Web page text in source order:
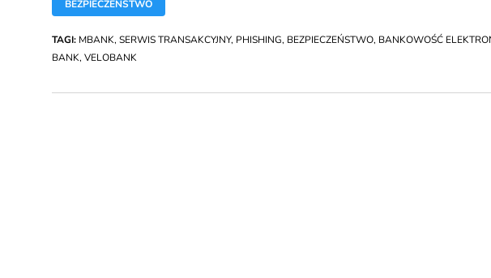
BEZPIECZEŃSTWO
TAGI: MBANK, SERWIS TRANSAKCYJNY, PHISHING, BEZPIECZEŃSTWO, BANKOWOŚĆ
BANK, VELOBANK